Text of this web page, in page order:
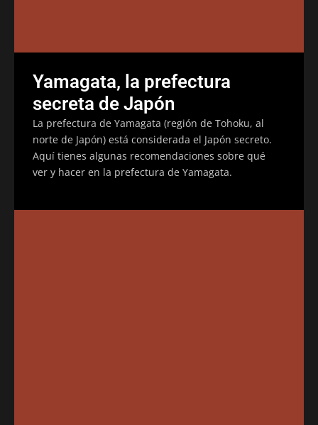
Yamagata, la prefectura
secreta de Japón
La prefectura de Yamagata (región de Tohoku, al
norte de Japón) está considerada el Japón secreto.
Aquí tienes algunas recomendaciones sobre qué
ver y hacer en la prefectura de Yamagata.